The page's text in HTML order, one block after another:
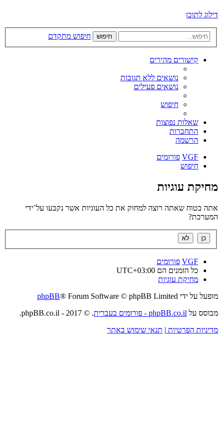
דילוג לתוכן
חיפוש חיפוש מתקדם
קישורים מהירים
נושאים ללא תגובות
נושאים פעילים
חיפוש
שאלות נפוצות
התחברות
הרשמה
VGF פורומים
חיפוש
מחיקת עוגיות
אתה בטוח שאתה רוצה למחוק את כל העוגיות אשר נקבעו על־ידי
המערכת?
VGF פורומים
כל הזמנים הם UTC+03:00
מחיקת עוגיות
מופעל על ידי
phpBB® Forum Software © phpBB Limited
מבוסס על phpBB.co.il - פורומים בעברית
. © 2017 - phpBB.co.il.
מדיניות הפרטיות | תנאי שימוש באתר